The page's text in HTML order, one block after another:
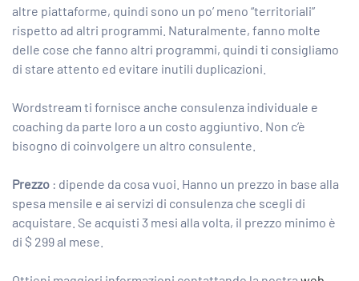
altre piattaforme, quindi sono un po’ meno “territoriali”
rispetto ad altri programmi. Naturalmente, fanno molte
delle cose che fanno altri programmi, quindi ti consigliamo
di stare attento ed evitare inutili duplicazioni.
Wordstream ti fornisce anche consulenza individuale e
coaching da parte loro a un costo aggiuntivo. Non c’è
bisogno di coinvolgere un altro consulente.
Prezzo : dipende da cosa vuoi. Hanno un prezzo in base alla
spesa mensile e ai servizi di consulenza che scegli di
acquistare. Se acquisti 3 mesi alla volta, il prezzo minimo è
di $ 299 al mese.